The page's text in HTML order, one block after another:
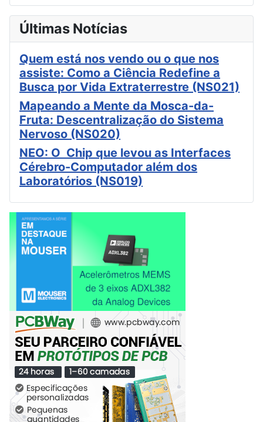
Últimas Notícias
Quem está nos vendo ou o que nos
assiste: Como a Ciência Redefine a
Busca por Vida Extraterrestre (NS021)
Mapeando a Mente da Mosca-da-
Fruta: Descentralização do Sistema
Nervoso (NS020)
NEO: O Chip que levou as Interfaces
Cérebro-Computador além dos
Laboratórios (NS019)